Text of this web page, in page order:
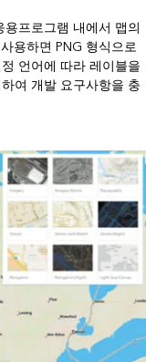
프로그램 내에서 맵의
용하면 PNG 형식으로
언어에 따라 레이블을
여 개발 요구사항을 충